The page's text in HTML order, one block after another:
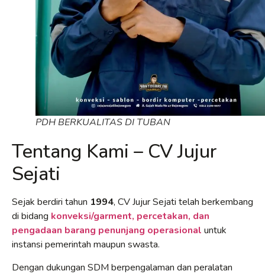
PDH BERKUALITAS DI TUBAN
Tentang Kami – CV Jujur
Sejati
Sejak berdiri tahun 1994, CV Jujur Sejati telah berkembang
di bidang konveksi/garment, percetakan, dan
pengadaan barang penunjang operasional untuk
instansi pemerintah maupun swasta.
Dengan dukungan SDM berpengalaman dan peralatan